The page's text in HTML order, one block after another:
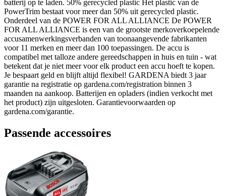
batterij op te laden. 50% gerecycled plastic Het plastic van de
PowerTrim bestaat voor meer dan 50% uit gerecycled plastic.
Onderdeel van de POWER FOR ALL ALLIANCE De POWER
FOR ALL ALLIANCE is een van de grootste merkoverkoepelende
accusamenwerkingsverbanden van toonaangevende fabrikanten
voor 11 merken en meer dan 100 toepassingen. De accu is
compatibel met talloze andere gereedschappen in huis en tuin - wat
betekent dat je niet meer voor elk product een accu hoeft te kopen.
Je bespaart geld en blijft altijd flexibel! GARDENA biedt 3 jaar
garantie na registratie op gardena.com/registration binnen 3
maanden na aankoop. Batterijen en opladers (indien verkocht met
het product) zijn uitgesloten. Garantievoorwaarden op
gardena.com/garantie.
Passende accessoires